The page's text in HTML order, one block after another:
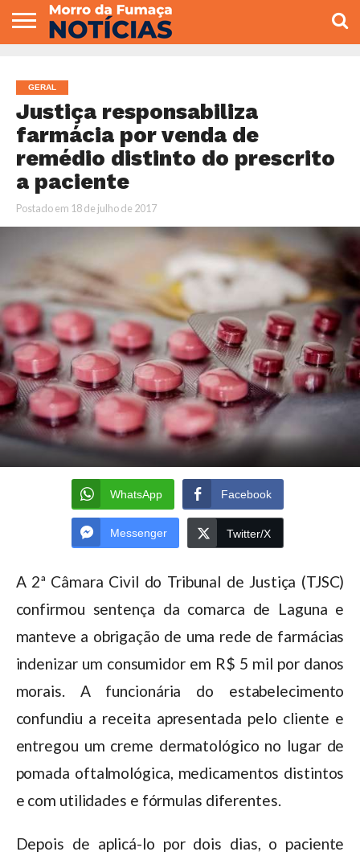
VEREADORES
GERAL
Justiça responsabiliza
farmácia por venda de
remédio distinto do prescrito
a paciente
Postado em 18 de julho de 2017
WhatsApp Facebook
Messenger Twitter/X
A 2ª Câmara Civil do Tribunal de Justiça (TJSC)
confirmou sentença da comarca de Laguna e
manteve a obrigação de uma rede de farmácias
indenizar um consumidor em R$ 5 mil por danos
morais. A funcionária do estabelecimento
confundiu a receita apresentada pelo cliente e
entregou um creme dermatológico no lugar de
pomada oftalmológica, medicamentos distintos
e com utilidades e fórmulas diferentes.
Depois de aplicá-lo por dois dias, o paciente